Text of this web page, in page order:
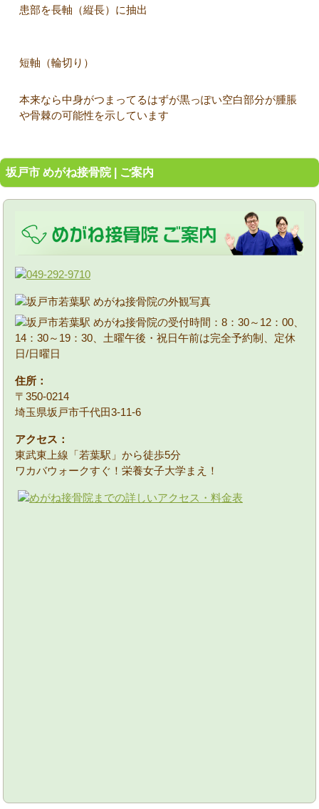
患部を長軸（縦長）に抽出
短軸（輪切り）
本来なら中身がつまってるはずが黒っぽい空白部分が腫脹
や骨棘の可能性を示しています
坂戸市 めがね接骨院 | ご案内
住所：
〒350-0214
埼玉県坂戸市千代田3-11-6
アクセス：
東武東上線「若葉駅」から徒歩5分
ワカバウォークすぐ！栄養女子大学まえ！